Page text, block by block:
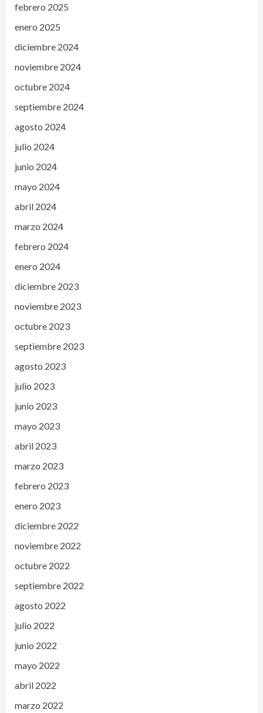
febrero 2025
enero 2025
diciembre 2024
noviembre 2024
octubre 2024
septiembre 2024
agosto 2024
julio 2024
junio 2024
mayo 2024
abril 2024
marzo 2024
febrero 2024
enero 2024
diciembre 2023
noviembre 2023
octubre 2023
septiembre 2023
agosto 2023
julio 2023
junio 2023
mayo 2023
abril 2023
marzo 2023
febrero 2023
enero 2023
diciembre 2022
noviembre 2022
octubre 2022
septiembre 2022
agosto 2022
julio 2022
junio 2022
mayo 2022
abril 2022
marzo 2022